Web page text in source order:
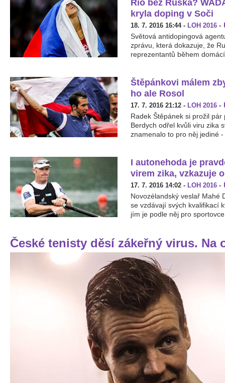
Rio bez Ruska?
kryla doping v Soči
18. 7. 2016 16:44- LOH 2016 -
Světová antidopingová
zprávu, která dokazuje, že
reprezentantů během
Štěpánkovi málem
ho ale Rosol
17. 7. 2016 21:12 - LOH 2016 -
Radek Štěpánek si prožil
Berdych odřel kvůli viru zika
znamenalo to pro něj jediné
I autonehoda je
virem zika, vzkazuje
17. 7. 2016 14:02 - LOH 2016 -
Novozélandský veslař Mahé
se vzdávají svých kvalifikací
jím je podle něj pro
České tenisty děsí zákeřný virus. Na